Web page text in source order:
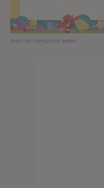
meio de transporte aereo